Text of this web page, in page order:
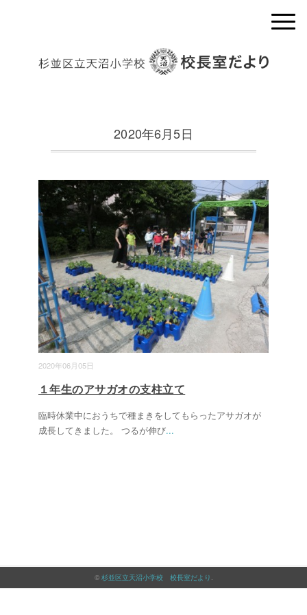
2020年6月5日
2020年06月05日
１年生のアサガオの支柱立て
臨時休業中におうちで種まきをしてもらったアサガオが
成長してきました。 つるが伸び...
© 杉並区立天沼小学校 校長室だより .